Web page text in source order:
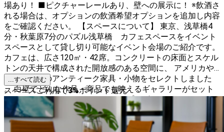
場あり！ ■ピクチャーレールあり、壁への展示に！ ※飲酒さ
れる場合は、オプションの飲酒希望オプションを追加し内容
をご確認ください。 【スペースについて】 東京、浅草橋4
分・秋葉原7分のパズル浅草橋 カフェスペースをイベント
スペースとして貸し切り可能なイベント会場のご紹介です。
カフェは、広さ120㎡・42席。コンクリートの床面とスケル
トンの天井で構成された開放感のある空間に、 アメリカや
ヨーロッパのアンティーク家具・小物をセレクトしました
。 白壁でどんな作品・商品でも映えるギャラリーがセット
となっております。 ワークショップやビジネスからパーテ
ィー、展示会まで、幅広くご利用いただけるマルチなスペー
スです。 壁の1面が大きな窓のため、十分な換気が可能で
...すべて読む
スペースご利用で3%ポイント還元